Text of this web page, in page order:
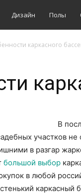
Дизайн Полы
каркасного
В
участков не
в разгар
большой выбор
в любой
каркасный